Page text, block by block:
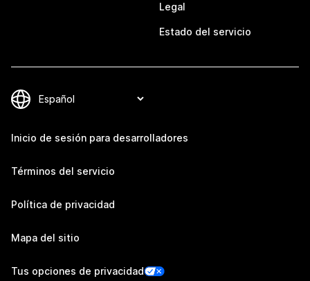
Legal
Estado del servicio
Inicio de sesión para desarrolladores
Términos del servicio
Política de privacidad
Mapa del sitio
Tus opciones de privacidad